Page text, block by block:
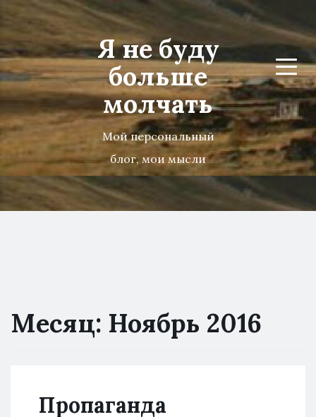
Я не буду
больше
молчать
Мой персональный
блог, мои мысли
Menu
Месяц: Ноябрь 2016
Пропаганда